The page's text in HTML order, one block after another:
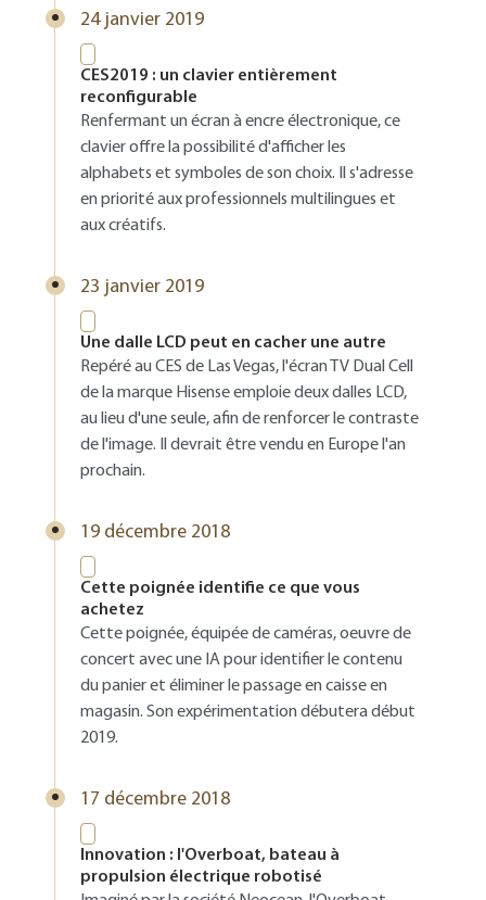
24 janvier 2019
CES2019 : un clavier entièrement
reconfigurable
Renfermant un écran à encre électronique, ce
clavier offre la possibilité d'afficher les
alphabets et symboles de son choix. Il s'adresse
en priorité aux professionnels multilingues et
aux créatifs.
23 janvier 2019
Une dalle LCD peut en cacher une autre
Repéré au CES de Las Vegas, l'écran TV Dual Cell
de la marque Hisense emploie deux dalles LCD,
au lieu d'une seule, afin de renforcer le contraste
de l'image. Il devrait être vendu en Europe l'an
prochain.
19 décembre 2018
Cette poignée identifie ce que vous
achetez
Cette poignée, équipée de caméras, oeuvre de
concert avec une IA pour identifier le contenu
du panier et éliminer le passage en caisse en
magasin. Son expérimentation débutera début
2019.
17 décembre 2018
Innovation : l'Overboat, bateau à
propulsion électrique robotisé